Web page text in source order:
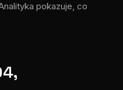
pokazuje, co